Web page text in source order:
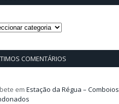
COMENTÁRIOS
em Estação da Régua – Comboios